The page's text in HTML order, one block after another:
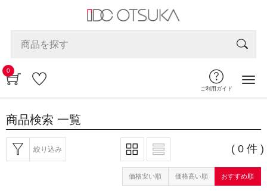
0
ご利用ガイド
商品検索 一覧
絞り込み ( 0 件 )
価格安い順 価格高い順 おすすめ順